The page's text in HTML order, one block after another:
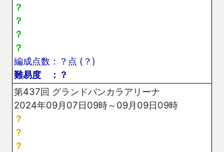
？
？
？
？
編成点数：？点 (？)
難易度 ：？
第437回 グランドバンカラアリーナ
2024年09月07日09時～09月09日09時
？
？
？